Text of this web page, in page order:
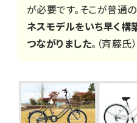
が必要です。そこが普通
ネスモデルをいち早く構
つながりました。（斉藤氏）